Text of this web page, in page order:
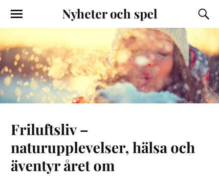
Nyheter och spel
Friluftsliv –
naturupplevelser, hälsa och
äventyr året om